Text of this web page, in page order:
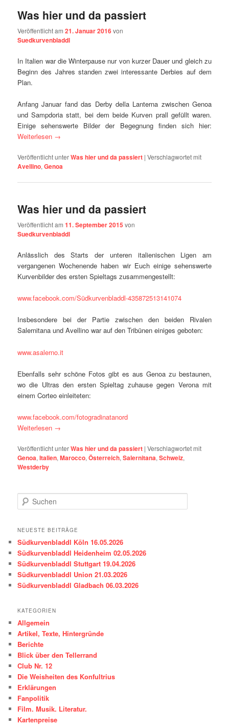
Was hier und da passiert
Veröffentlicht am21. Januar 2016von
Suedkurvenbladdl
In Italien war die Winterpause nur von kurzer Dauer und gleich zu
Beginn des Jahres standen zwei interessante Derbies auf dem
Plan.
Anfang Januar fand das Derby della Lanterna zwischen Genoa
und Sampdoria statt, bei dem beide Kurven prall gefüllt waren.
Einige sehenswerte Bilder der Begegnung finden sich hier:
Weiterlesen →
Veröffentlicht unterWas hier und da passiert |Verschlagwortet mit
Avellino,Genoa
Was hier und da passiert
Veröffentlicht am11. September 2015 von
Suedkurvenbladdl
Anlässlich des Starts der unteren italienischen Ligen am
vergangenen Wochenende haben wir Euch einige sehenswerte
Kurvenbilder des ersten Spieltags zusammengestellt:
www.facebook.com/Südkurvenbladdl-435872513141074
Insbesondere bei der Partie zwischen den beiden Rivalen
Salernitana und Avellino war auf den Tribünen einiges geboten:
www.asalerno.it
Ebenfalls sehr schöne Fotos gibt es aus Genoa zu bestaunen,
wo die Ultras den ersten Spieltag zuhause gegen Verona mit
einem Corteo einleiteten:
www.facebook.com/fotogradinatanord
Weiterlesen →
Veröffentlicht unterWas hier und da passiert |Verschlagwortet mit
Genoa,Italien,Marocco,Österreich,Salernitana,Schweiz,
Westderby
u
h
n
NEUESTE BEITRÄGE
Südkurvenbladdl Köln 16.05.2026
Südkurvenbladdl Heidenheim 02.05.2026
Südkurvenbladdl Stuttgart 19.04.2026
Südkurvenbladdl Union 21.03.2026
Südkurvenbladdl Gladbach 06.03.2026
KATEGORIEN
Allgemein
Artikel, Texte, Hintergründe
Berichte
Blick über den Tellerrand
Club Nr. 12
Die Weisheiten des Konfultrius
Erklärungen
Fanpolitik
Film. Musik. Literatur.
Kartenpreise